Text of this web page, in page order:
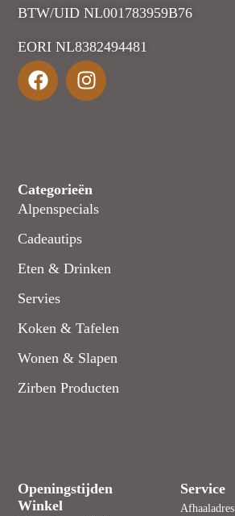
BTW/UID NL001783959B76
EORI NL8382494481
Categorieën
Alpenspecials
Cadeautips
Eten & Drinken
Servies
Koken & Tafelen
Wonen & Slapen
Zirben Producten
Openingstijden
Winkel
Service
Afhaaladres